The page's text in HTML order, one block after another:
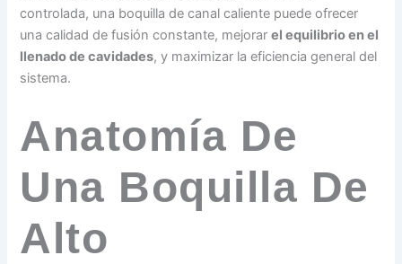
controlada, una boquilla de canal caliente puede ofrecer
una calidad de fusión constante, mejorarel equilibrio en el
llenado de cavidades, y maximizar la eficiencia general del
sistema.
Anatomía De
Una Boquilla De
Alto